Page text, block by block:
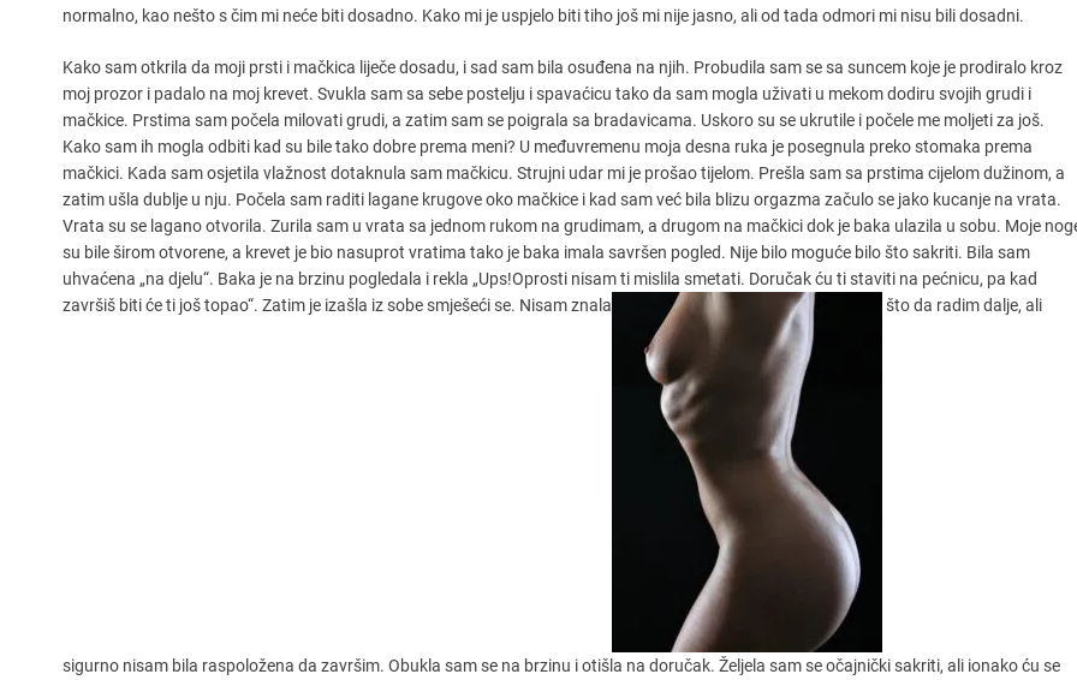
normalno, kao nešto s čim mi neće biti dosadno. Kako mi je uspjelo biti tiho još mi nije jasno, ali od tada odmori mi nisu bili dosadni.
Kako sam otkrila da moji prsti i mačkica liječe dosadu, i sad sam bila osuđena na njih. Probudila sam se sa suncem koje je prodiralo kroz
moj prozor i padalo na moj krevet. Svukla sam sa sebe postelju i spavaćicu tako da sam mogla uživati u mekom dodiru svojih grudi i
mačkice. Prstima sam počela milovati grudi, a zatim sam se poigrala sa bradavicama. Uskoro su se ukrutile i počele me moljeti za još.
Kako sam ih mogla odbiti kad su bile tako dobre prema meni? U međuvremenu moja desna ruka je posegnula preko stomaka prema
mačkici. Kada sam osjetila vlažnost dotaknula sam mačkicu. Strujni udar mi je prošao tijelom. Prešla sam sa prstima cijelom dužinom, a
zatim ušla dublje u nju. Počela sam raditi lagane krugove oko mačkice i kad sam već bila blizu orgazma začulo se jako kucanje na vrata.
Vrata su se lagano otvorila. Zurila sam u vrata sa jednom rukom na grudimam, a drugom na mačkici dok je baka ulazila u sobu. Moje
su bile širom otvorene, a krevet je bio nasuprot vratima tako je baka imala savršen pogled. Nije bilo moguće bilo što sakriti. Bila sam
uhvaćena „na djelu“. Baka je na brzinu pogledala i rekla „Ups!Oprosti nisam ti mislila smetati. Doručak ću ti staviti na pećnicu, pa kad
završiš biti će ti još topao“. Zatim je izašla iz sobe smješeći se. Nisam znala
što da radim dalje, ali
sigurno nisam bila raspoložena da završim. Obukla sam se na brzinu i otišla na doručak. Željela sam se očajnički sakriti, ali ionako ću se